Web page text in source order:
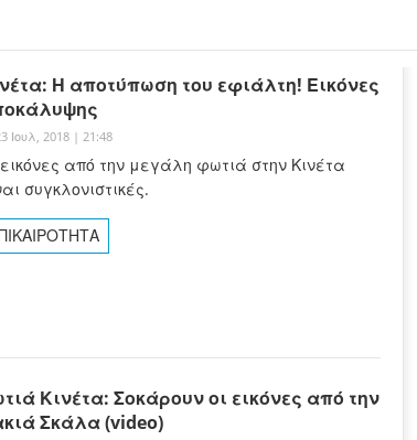
Η αποτύπωση του εφιάλτη! Εικόνες
Ιουλ, 2018 | 21:48
από την μεγάλη φωτιά στην Κινέτα
συγκλονιστικές.
Κινέτα: Σοκάρουν οι εικόνες από την
Σκάλα (video)